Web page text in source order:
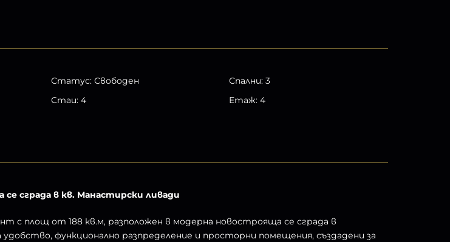
Статус: Свободен Спални: 3
Стаи: 4 Етаж: 4
сграда в кв. Манастирски ливади
с площ от 188 кв.м, разположен в модерна новострояща се сграда в
функционално разпределение и просторни помещения, създадени за